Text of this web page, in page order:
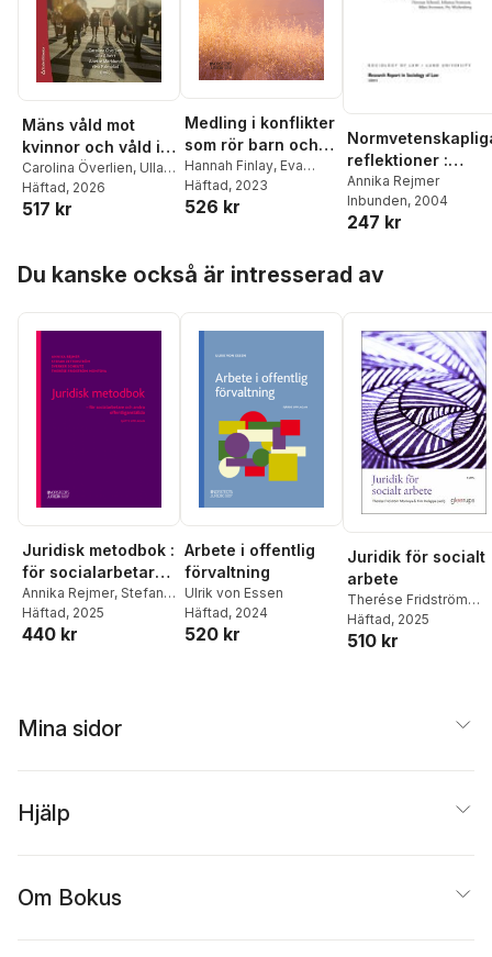
Mäns våld mot
kvinnor och våld i
nära relationer :
interprofessionella
perspektiv
Carolina Överlien, Ulla
Albért,Anette Marklund
Ylva Palmblad
Björktomta , Görel
Granström,Ellinor
Ovesen,Annika Rejmer
Sara Skoog Waller ,
Susanne Strand,Frida
Eva Wolf
Häftad, 2026
517 kr
Medling i konflikter
som rör barn och
unga : i familjen, i
skolan och vid
brott
Hannah Finlay, Eva
Fromholz,Ilse
Hakvoort
Ann-Sofie Bergman
Annika Rejmer
Häftad, 2023
526 kr
reflektioner :
artiklar om
rättssociologi som
normvetenskap
Annika Rejmer
Inbunden, 2004
247 kr
Du kanske också är intresserad av
Juridisk metodbok :
för socialarbetare
och andra
offentliganställda
Annika Rejmer, Stefan
Zetterström,
Scheutz,
Häftad, 2025
440 kr
Arbete i offentlig
förvaltning
Ulrik von Essen
Häftad, 2024
520 kr
Juridik för socialt
arbete
Therése Fridström
Montoya (red)
Holappa (red)
Häftad, 2025
510 kr
Mina sidor
Hjälp
Om Bokus